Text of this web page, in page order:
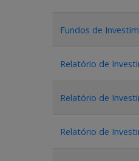
Fundos de
Relatório de
Relatório de
Relatório de